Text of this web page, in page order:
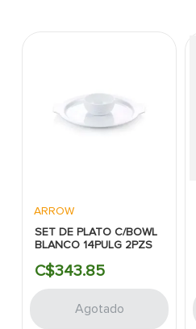
ARROW
SET DE PLATO C/BOWL
BLANCO 14PULG 2PZS
C$343.85
Agotado